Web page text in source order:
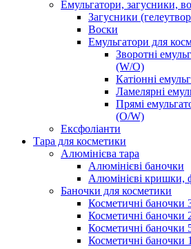
Емульгатори, загусники,
Загусники
Воски
Емульгатори для
Зворотні
(W/O)
Катіонні
Ламелярні
Прямі
(O/W)
Ексфоліанти
Тара для косметики
Алюмінієва тара
Алюмінієві баночки
Алюмінієві кришки,
Баночки для косметики
Косметичні баночки
Косметичні баночки
Косметичні баночки
Косметичні баночки